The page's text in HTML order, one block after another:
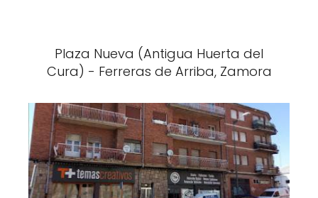
Plaza Nueva (Antigua Huerta del
Cura) - Ferreras de Arriba, Zamora